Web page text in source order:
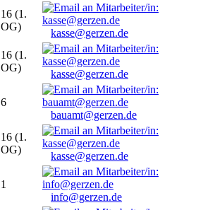
16 (1.
OG)
kasse@gerzen.de
16 (1.
OG)
kasse@gerzen.de
6
bauamt@gerzen.de
16 (1.
OG)
kasse@gerzen.de
1
info@gerzen.de